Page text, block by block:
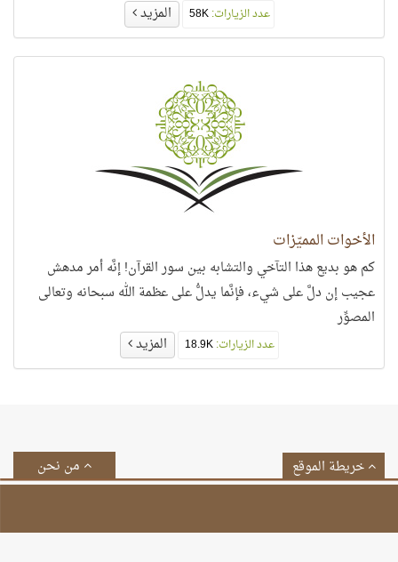
عدد الزيارات:58K المزيد
الأخوات المميّزات
كم هو بديع هذا التآخي والتشابه بين سور القرآن! إنَّه أمر مدهش
عجيب إن دلَّ على شيء، فإنَّما يدلُّ على عظمة الله سبحانه وتعالى
المصوِّر
عدد الزيارات:18.9K المزيد
من نحن خريطة الموقع